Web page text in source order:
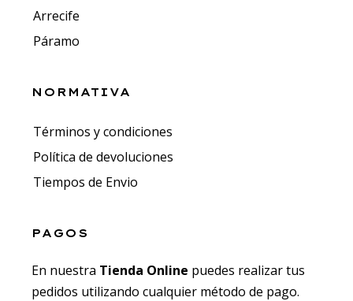
Arrecife
Páramo
NORMATIVA
Términos y condiciones
Política de devoluciones
Tiempos de Envio
PAGOS
En nuestra Tienda Online puedes realizar tus
pedidos utilizando cualquier método de pago.